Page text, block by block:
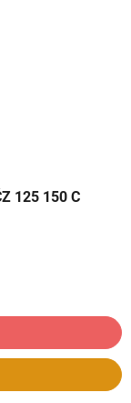
125 150 C